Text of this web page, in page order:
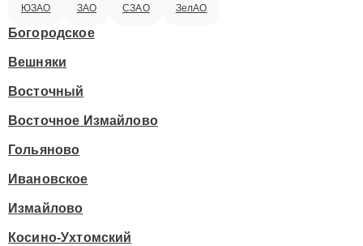
ЮЗАО ЗАО СЗАО ЗелАО
Богородское
Вешняки
Восточный
Восточное Измайлово
Гольяново
Ивановское
Измайлово
Косино-Ухтомский